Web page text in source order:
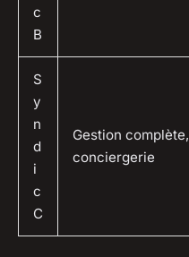
c
B
S
y
n
d
i
c
C
Gestion complète,
conciergerie